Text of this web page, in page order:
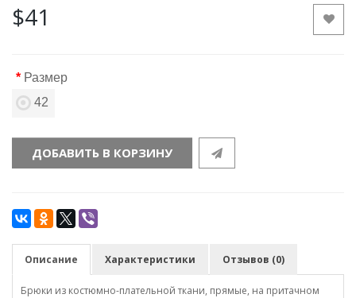
$41
Размер
42
ДОБАВИТЬ В КОРЗИНУ
Описание Характеристики Отзывов (0)
Брюки из костюмно-плательной ткани, прямые, на притачном